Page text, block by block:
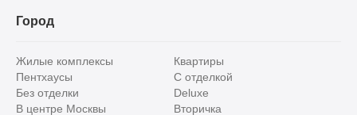
Город
Жилые комплексы
Квартиры
Пентхаусы
С отделкой
Без отделки
Deluxe
В центре Москвы
Вторичка